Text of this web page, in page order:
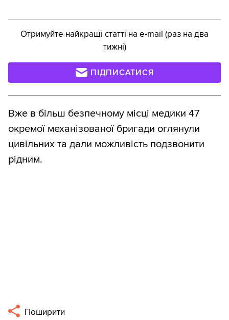
Отримуйте найкращі статті на e-mail (раз на два
тижні)
ПІДПИСАТИСЯ
Вже в більш безпечному місці медики 47
окремої механізованої бригади оглянули
цивільних та дали можливість подзвонити
рідним.
Поширити